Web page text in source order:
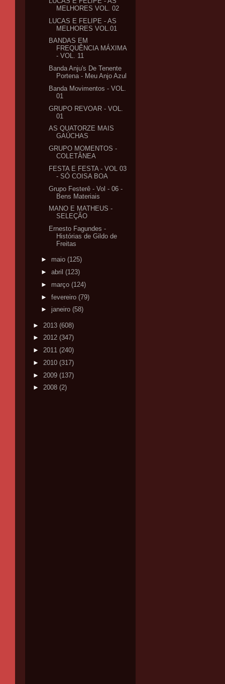
MELHORES VOL. 02
LUCAS E FELIPE - AS
MELHORES VOL.01
BANDAS EM
FREQUÊNCIA MÁXIMA
- VOL. 11
Banda Anju's De Tenente
Portena - Meu Anjo Azul
Banda Movimentos - VOL.
01
GRUPO REVOAR - VOL.
01
AS QUATORZE MAIS
GAÚCHAS
GRUPO MOMENTOS -
COLETÂNEA
FESTA E FESTA - VOL 03
- SÓ COISA BOA
Grupo Festerê - Vol - 06 -
Bens Materiais
MANO E MATHEUS -
SELEÇÃO
Ernesto Fagundes -
Histórias de Gildo de
Freitas
► maio (125)
► abril (123)
► março (124)
► fevereiro (79)
► janeiro (58)
► 2013 (608)
► 2012 (347)
► 2011 (240)
► 2010 (317)
► 2009 (137)
► 2008 (2)